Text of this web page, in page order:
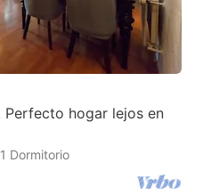
Perfecto hogar lejos en
Dormitorio